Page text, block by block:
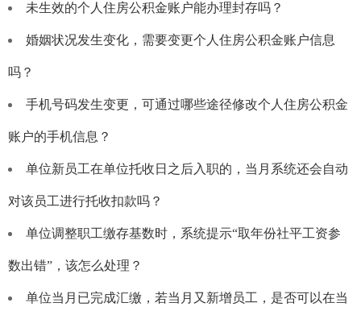
未生效的个人住房公积金账户能办理封存吗？
婚姻状况发生变化，需要变更个人住房公积金账户信息
吗？
手机号码发生变更，可通过哪些途径修改个人住房公积金
账户的手机信息？
单位新员工在单位托收日之后入职的，当月系统还会自动
对该员工进行托收扣款吗？
单位调整职工缴存基数时，系统提示“取年份社平工资参
数出错”，该怎么处理？
单位当月已完成汇缴，若当月又新增员工，是否可以在当